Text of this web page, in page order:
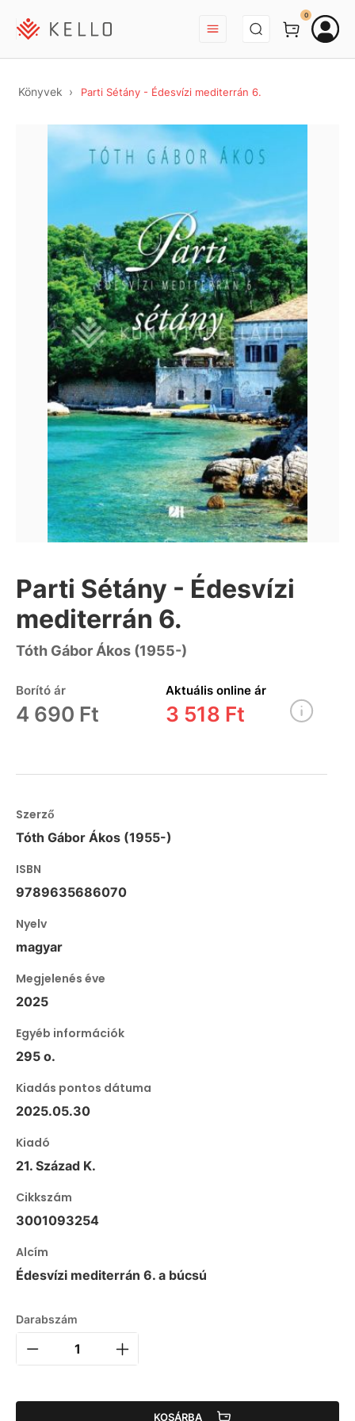
BEJELENTKEZÉS
0
Könyvek Parti Sétány - Édesvízi mediterrán 6.
Parti Sétány - Édesvízi
mediterrán 6.
Tóth Gábor Ákos (1955-)
Borító ár
4 690 Ft
Aktuális online ár
3 518 Ft
Szerző
Tóth Gábor Ákos (1955-)
ISBN
9789635686070
Nyelv
magyar
Megjelenés éve
2025
Egyéb információk
295 o.
Kiadás pontos dátuma
2025.05.30
Kiadó
21. Század K.
Cikkszám
3001093254
Alcím
Édesvízi mediterrán 6. a búcsú
Darabszám
KOSÁRBA